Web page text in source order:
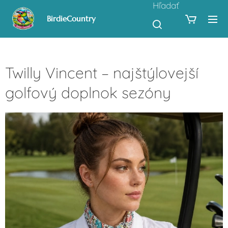
BirdieCountry
Hľadať
Twilly Vincent – najštýlovejší
golfový doplnok sezóny